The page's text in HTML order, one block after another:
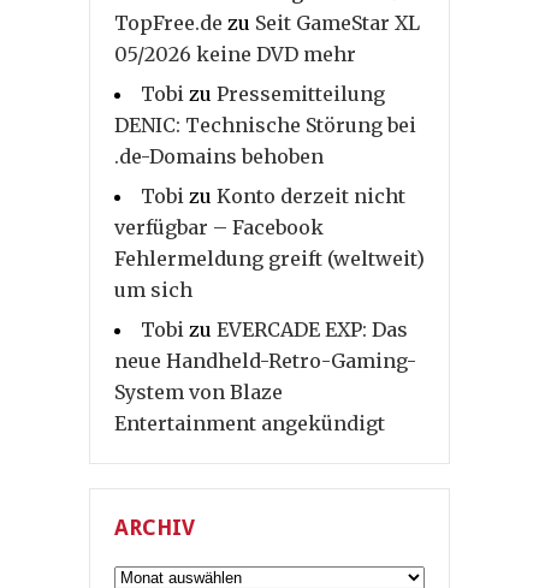
TopFree.de zu Seit GameStar XL
05/2026 keine DVD mehr
Tobi zu Pressemitteilung
DENIC: Technische Störung bei
.de-Domains behoben
Tobi zu Konto derzeit nicht
verfügbar – Facebook
Fehlermeldung greift (weltweit)
um sich
Tobi zu EVERCADE EXP: Das
neue Handheld-Retro-Gaming-
System von Blaze
Entertainment angekündigt
ARCHIV
Archiv